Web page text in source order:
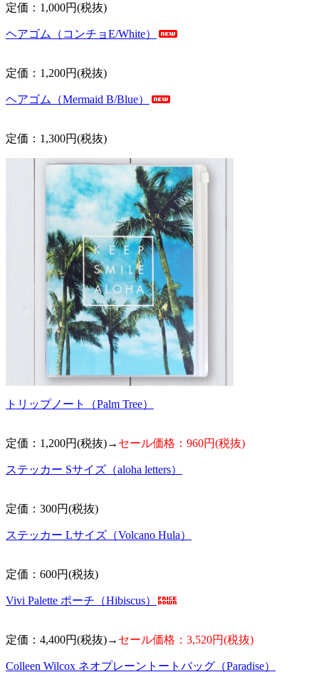
定価：1,000円(税抜)
ヘアゴム（コンチョE/White）
定価：1,200円(税抜)
ヘアゴム（Mermaid B/Blue）
定価：1,300円(税抜)
トリップノート（Palm Tree）
定価：1,200円(税抜)→ セール価格：960円(税抜)
ステッカー Sサイズ（aloha letters）
定価：300円(税抜)
ステッカー Lサイズ（Volcano Hula）
定価：600円(税抜)
Vivi Palette ポーチ（Hibiscus）
定価：4,400円(税抜)→ セール価格：3,520円(税抜)
Colleen Wilcox ネオプレーントートバッグ（Paradise）